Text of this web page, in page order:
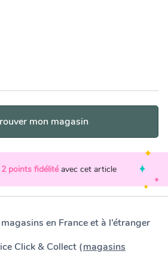
mon magasin
2 points fidélité avec cet article
en France et à l’étranger
Click & Collect (magasins